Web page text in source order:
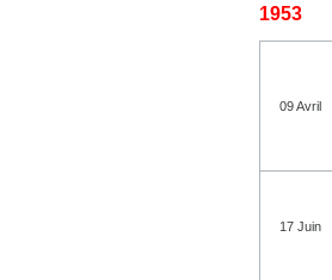
1953
09 Avril
17 Juin